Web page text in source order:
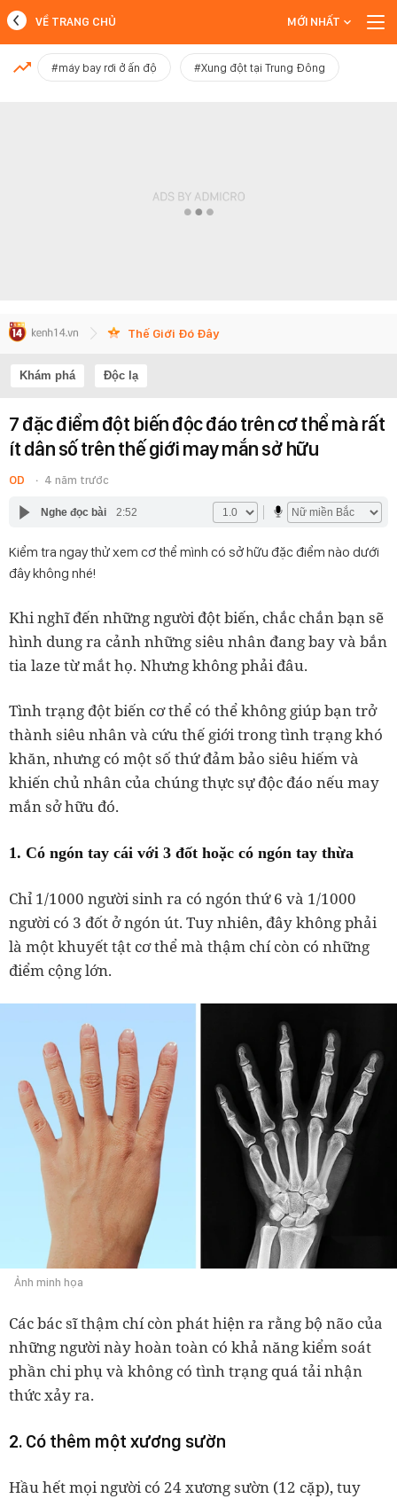
MỚI NHẤT
VỀ TRANG CHỦ MỚI NHẤT
#máy bay rơi ở ấn độ #Xung đột tại Trung Đông
Thế Giới Đó Đây
Khám phá Độc lạ
7 đặc điểm đột biến độc đáo trên cơ thể mà rất
ít dân số trên thế giới may mắn sở hữu
OD 4 năm trước
Nghe đọc bài 2:52
Kiểm tra ngay thử xem cơ thể mình có sở hữu đặc điểm nào dưới
đây không nhé!
Khi nghĩ đến những người đột biến, chắc chắn bạn sẽ
hình dung ra cảnh những siêu nhân đang bay và bắn
tia laze từ mắt họ. Nhưng không phải đâu.
Tình trạng đột biến cơ thể có thể không giúp bạn trở
thành siêu nhân và cứu thế giới trong tình trạng khó
khăn, nhưng có một số thứ đảm bảo siêu hiếm và
khiến chủ nhân của chúng thực sự độc đáo nếu may
mắn sở hữu đó.
1. Có ngón tay cái với 3 đốt hoặc có ngón tay thừa
Chỉ 1/1000 người sinh ra có ngón thứ 6 và 1/1000
người có 3 đốt ở ngón út. Tuy nhiên, đây không phải
là một khuyết tật cơ thể mà thậm chí còn có những
điểm cộng lớn.
Ảnh minh họa
Các bác sĩ thậm chí còn phát hiện ra rằng bộ não của
những người này hoàn toàn có khả năng kiểm soát
phần chi phụ và không có tình trạng quá tải nhận
thức xảy ra.
2. Có thêm một xương sườn
Hầu hết mọi người có 24 xương sườn (12 cặp), tuy